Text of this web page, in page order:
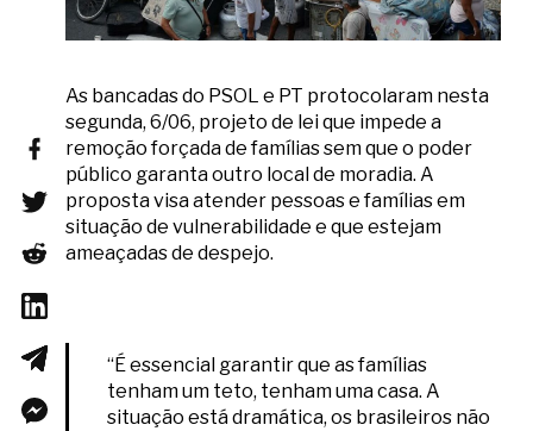
As bancadas do PSOL e PT protocolaram nesta
segunda, 6/06, projeto de lei que impede a
remoção forçada de famílias sem que o poder
público garanta outro local de moradia. A
proposta visa atender pessoas e famílias em
situação de vulnerabilidade e que estejam
ameaçadas de despejo.
“É essencial garantir que as famílias
tenham um teto, tenham uma casa. A
situação está dramática, os brasileiros não